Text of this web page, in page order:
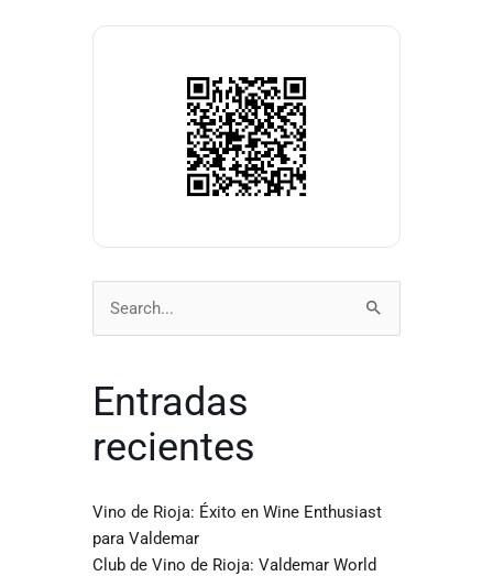
Buscar
por:
Entradas
recientes
Vino de Rioja: Éxito en Wine Enthusiast
para Valdemar
Club de Vino de Rioja: Valdemar World